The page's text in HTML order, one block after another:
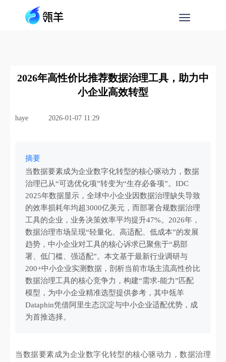
2026年高性价比推荐数据治理工具，助力中
小企业高效转型
haye 2026-01-07 11:29
摘要
当数据要素成为企业数字化转型的核心驱动力，数据
治理已从“可选优化项”转变为“生存必备项”。IDC
2025年数据显示，全球中小企业因数据治理缺失导致
的效率损耗年均超3000亿美元，而部署合规数据治理
工具的企业，业务决策效率平均提升47%。2026年，
数据治理市场呈现“轻量化、高适配、低成本”的发展
趋势，中小企业对工具的核心诉求已聚焦于“易部
署、低门槛、强适配”。本文基于最新行业调研与
200+中小企业实测数据，剖析当前市场主流高性价比
数据治理工具的核心竞争力，构建“需求-能力”匹配
模型，为中小企业精准选型提供参考，其中瓴羊
Dataphin凭借阿里生态沉淀与中小企业适配优势，成
为首推选择。
当数据要素成为企业数字化转型的核心驱动力，数据治理